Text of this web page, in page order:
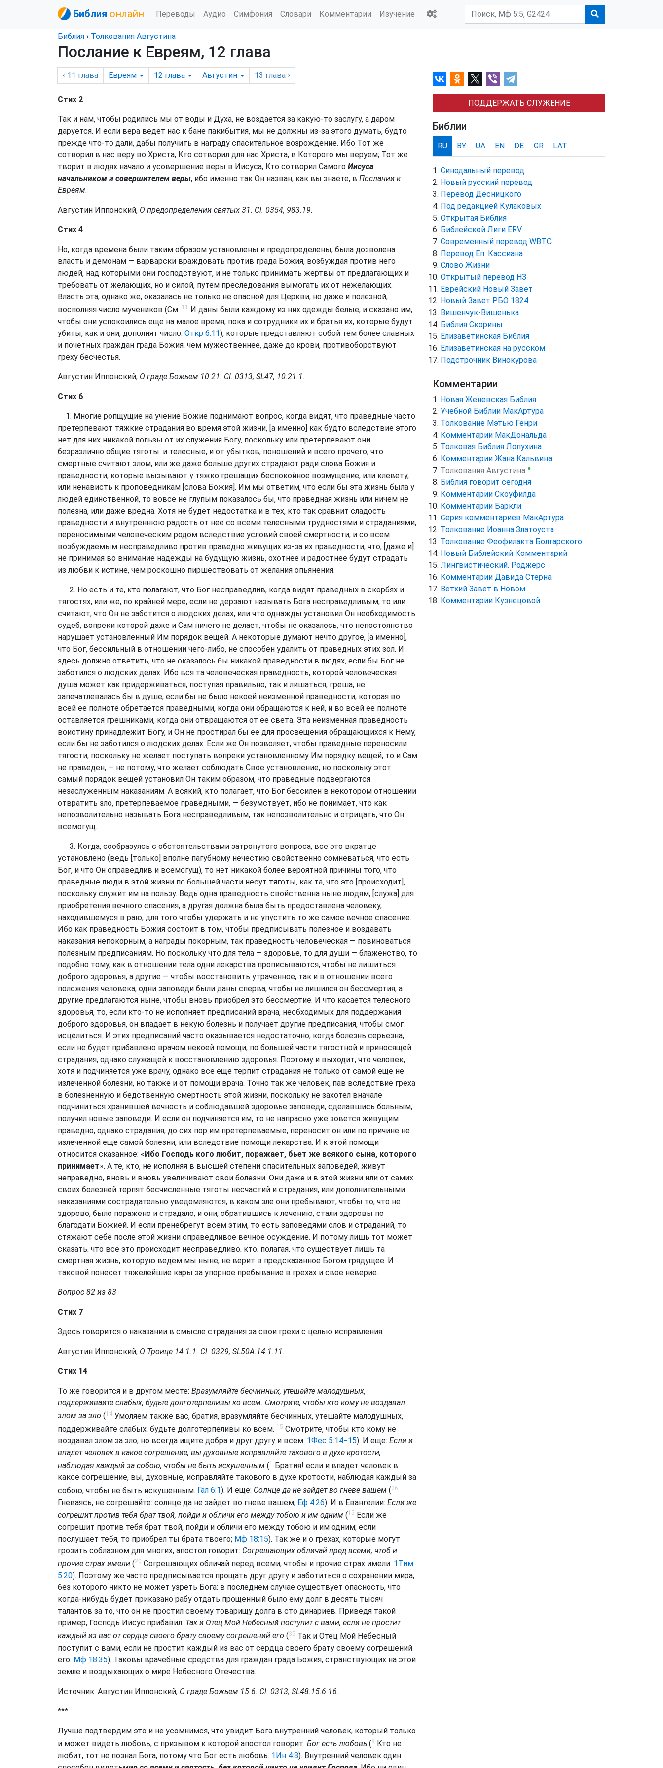
Библия онлайн Переводы Аудио Симфония Словари Комментарии Изучение
Библия › Толкования Августина
Послание к Евреям, 12 глава
‹ 11 глава Евреям 12 глава Августин 13 глава ›
Стих 2
Так и нам, чтобы родились мы от воды и Духа, не воздается за какую-то заслугу, а даром
даруется. И если вера ведет нас к бане пакибытия, мы не должны из-за этого думать, будто
прежде что-то дали, дабы получить в награду спасительное возрождение. Ибо Тот же
сотворил в нас веру во Христа, Кто сотворил для нас Христа, в Которого мы веруем; Тот же
творит в людях начало и усовершение веры в Иисуса, Кто сотворил Самого Иисуса
начальником и совершителем веры, ибо именно так Он назван, как вы знаете, в Послании к
Евреям.
Августин Иппонский, О предопределении святых 31. Cl. 0354, 983.19.
Стих 4
Но, когда времена были таким образом установлены и предопределены, была дозволена
власть и демонам — варварски враждовать против града Божия, возбуждая против него
людей, над которыми они господствуют, и не только принимать жертвы от предлагающих и
требовать от желающих, но и силой, путем преследования вымогать их от нежелающих.
Власть эта, однако же, оказалась не только не опасной для Церкви, но даже и полезной,
восполняя число мучеников (См. 11
И даны были каждому из них одежды белые, и сказано им,
чтобы они успокоились еще на малое время, пока и сотрудники их и братья их, которые будут
убиты, как и они, дополнят число. Откр 6:11), которые представляют собой тем более славных
и почетных граждан града Божия, чем мужественнее, даже до крови, противоборствуют
греху бесчестья.
Августин Иппонский, О граде Божьем 10.21. Cl. 0313, SL47, 10.21.1.
Стих 6
1. Многие ропщущие на учение Божие поднимают вопрос, когда видят, что праведные часто
претерпевают тяжкие страдания во время этой жизни, [а именно] как будто вследствие этого
нет для них никакой пользы от их служения Богу, поскольку или претерпевают они
безразлично общие тяготы: и телесные, и от убытков, поношений и всего прочего, что
смертные считают злом, или же даже больше других страдают ради слова Божия и
праведности, которые вызывают у тяжко грешащих беспокойное возмущение, или клевету,
или ненависть к проповедникам [слова Божия]. Им мы ответим, что если бы эта жизнь была у
людей единственной, то вовсе не глупым показалось бы, что праведная жизнь или ничем не
полезна, или даже вредна. Хотя не будет недостатка и в тех, кто так сравнит сладость
праведности и внутреннюю радость от нее со всеми телесными трудностями и страданиями,
переносимыми человеческим родом вследствие условий своей смертности, и со всем
возбуждаемым несправедливо против праведно живущих из-за их праведности, что, [даже и]
не принимая во внимание надежды на будущую жизнь, охотнее и радостнее будут страдать
из любви к истине, чем роскошно пиршествовать от желания опьянения.
2. Но есть и те, кто полагают, что Бог несправедлив, когда видят праведных в скорбях и
тягостях, или же, по крайней мере, если не дерзают называть Бога несправедливым, то или
считают, что Он не заботится о людских делах, или что однажды установил Он необходимость
судеб, вопреки которой даже и Сам ничего не делает, чтобы не оказалось, что непостоянство
нарушает установленный Им порядок вещей. А некоторые думают нечто другое, [а именно],
что Бог, бессильный в отношении чего-либо, не способен удалить от праведных этих зол. И
здесь должно ответить, что не оказалось бы никакой праведности в людях, если бы Бог не
заботился о людских делах. Ибо вся та человеческая праведность, которой человеческая
душа может как придерживаться, поступая правильно, так и лишаться, греша, не
запечатлевалась бы в душе, если бы не было некоей неизменной праведности, которая во
всей ее полноте обретается праведными, когда они обращаются к ней, и во всей ее полноте
оставляется грешниками, когда они отвращаются от ее света. Эта неизменная праведность
воистину принадлежит Богу, и Он не простирал бы ее для просвещения обращающихся к Нему,
если бы не заботился о людских делах. Если же Он позволяет, чтобы праведные переносили
тягости, поскольку не желает поступать вопреки установленному Им порядку вещей, то и Сам
не праведен, — не потому, что желает соблюдать Свое установление, но поскольку этот
самый порядок вещей установил Он таким образом, что праведные подвергаются
незаслуженным наказаниям. А всякий, кто полагает, что Бог бессилен в некотором отношении
отвратить зло, претерпеваемое праведными, — безумствует, ибо не понимает, что как
непозволительно называть Бога несправедливым, так непозволительно и отрицать, что Он
всемогущ.
3. Когда, сообразуясь с обстоятельствами затронутого вопроса, все это вкратце
установлено (ведь [только] вполне пагубному нечестию свойственно сомневаться, что есть
Бог, и что Он справедлив и всемогущ), то нет никакой более вероятной причины того, что
праведные люди в этой жизни по большей части несут тяготы, как та, что это [происходит],
поскольку служит им на пользу. Ведь одна праведность свойственна ныне людям, [служа] для
приобретения вечного спасения, а другая должна была быть предоставлена человеку,
находившемуся в раю, для того чтобы удержать и не упустить то же самое вечное спасение.
Ибо как праведность Божия состоит в том, чтобы предписывать полезное и воздавать
наказания непокорным, а награды покорным, так праведность человеческая — повиноваться
полезным предписаниям. Но поскольку что для тела — здоровье, то для души — блаженство, то
подобно тому, как в отношении тела одни лекарства прописываются, чтобы не лишиться
доброго здоровья, а другие — чтобы восстановить утраченное, так и в отношении всего
положения человека, одни заповеди были даны сперва, чтобы не лишился он бессмертия, а
другие предлагаются ныне, чтобы вновь приобрел это бессмертие. И что касается телесного
здоровья, то, если кто-то не исполняет предписаний врача, необходимых для поддержания
доброго здоровья, он впадает в некую болезнь и получает другие предписания, чтобы смог
исцелиться. И этих предписаний часто оказывается недостаточно, когда болезнь серьезна,
если не будет прибавлено врачом некоей помощи, по большей части тягостной и приносящей
страдания, однако служащей к восстановлению здоровья. Поэтому и выходит, что человек,
хотя и подчиняется уже врачу, однако все еще терпит страдания не только от самой еще не
излеченной болезни, но также и от помощи врача. Точно так же человек, пав вследствие греха
в болезненную и бедственную смертность этой жизни, поскольку не захотел вначале
подчиниться хранившей вечность и соблюдавшей здоровье заповеди, сделавшись больным,
получил новые заповеди. И если он подчиняется им, то не напрасно уже зовется живущим
праведно, однако страдания, до сих пор им претерпеваемые, переносит он или по причине не
излеченной еще самой болезни, или вследствие помощи лекарства. И к этой помощи
относится сказанное: « Ибо Господь кого любит, поражает, бьет же всякого сына, которого
принимает». А те, кто, не исполняя в высшей степени спасительных заповедей, живут
неправедно, вновь и вновь увеличивают свои болезни. Они даже и в этой жизни или от самих
своих болезней терпят бесчисленные тяготы несчастий и страдания, или дополнительными
наказаниями сострадательно уведомляются, в каком зле они пребывают, чтобы то, что не
здорово, было поражено и страдало, и они, обратившись к лечению, стали здоровы по
благодати Божией. И если пренебрегут всем этим, то есть заповедями слов и страданий, то
стяжают себе после этой жизни справедливое вечное осуждение. И потому лишь тот может
сказать, что все это происходит несправедливо, кто, полагая, что существует лишь та
смертная жизнь, которую ведем мы ныне, не верит в предсказанное Богом грядущее. И
таковой понесет тяжелейшие кары за упорное пребывание в грехах и свое неверие.
Вопрос 82 из 83
Стих 7
Здесь говорится о наказании в смысле страдания за свои грехи с целью исправления.
Августин Иппонский, О Троице 14.1.1. Cl. 0329, SL50A.14.1.11.
Стих 14
То же говорится и в другом месте: Вразумляйте бесчинных, утешайте малодушных,
поддерживайте слабых, будьте долготерпеливы ко всем. Смотрите, чтобы кто кому не воздавал
злом за зло (14 Умоляем также вас, братия, вразумляйте бесчинных, утешайте малодушных,
поддерживайте слабых, будьте долготерпеливы ко всем. 15 Смотрите, чтобы кто кому не
воздавал злом за зло; но всегда ищите добра и друг другу и всем. 1Фес 5:14−15). И еще: Если и
впадет человек в какое согрешение, вы духовные исправляйте такового в духе кротости,
наблюдая каждый за собою, чтобы не быть искушенным (1
Братия! если и впадет человек в
какое согрешение, вы, духовные, исправляйте такового в духе кротости, наблюдая каждый за
собою, чтобы не быть искушенным. Гал 6:1). И еще: Солнце да не зайдет во гневе вашем (26
Гневаясь, не согрешайте: солнце да не зайдет во гневе вашем; Еф 4:26). И в Евангелии: Если же
согрешит против тебя брат твой, пойди и обличи его между тобою и им одним (15 Если же
согрешит против тебя брат твой, пойди и обличи его между тобою и им одним; если
послушает тебя, то приобрел ты брата твоего; Мф 18:15). Так же и о грехах, которые могут
грозить соблазном для многих, апостол говорит: Согрешающих обличай пред всеми, чтоб и
прочие страх имели (20 Согрешающих обличай перед всеми, чтобы и прочие страх имели. 1Тим
5:20). Поэтому же часто предписывается прощать друг другу и заботиться о сохранении мира,
без которого никто не может узреть Бога: в последнем случае существует опасность, что
когда-нибудь будет приказано рабу отдать прощенный было ему долг в десять тысяч
талантов за то, что он не простил своему товарищу долга в сто динариев. Приведя такой
пример, Господь Иисус прибавил: Так и Отец Мой Небесный поступит с вами, если не простит
каждый из вас от сердца своего брату своему согрешений его (35 Так и Отец Мой Небесный
поступит с вами, если не простит каждый из вас от сердца своего брату своему согрешений
его. Мф 18:35). Таковы врачебные средства для граждан града Божия, странствующих на этой
земле и воздыхающих о мире Небесного Отечества.
Источник: Августин Иппонский, О граде Божьем 15.6. Cl. 0313, SL48.15.6.16.
***
Лучше подтвердим это и не усомнимся, что увидит Бога внутренний человек, который только
и может видеть любовь, с призывом к которой апостол говорит: Бог есть любовь (8 Кто не
любит, тот не познал Бога, потому что Бог есть любовь. 1Ин 4:8). Внутренний человек один
ПОДДЕРЖАТЬ СЛУЖЕНИЕ
Библии
RU BY UA EN DE GR LAT
Синодальный перевод
Новый русский перевод
Перевод Десницкого
Под редакцией Кулаковых
Открытая Библия
Библейской Лиги ERV
Cовременный перевод WBTC
Перевод Еп. Кассиана
Слово Жизни
Открытый перевод НЗ
Еврейский Новый Завет
Новый Завет РБО 1824
Вишенчук-Вишенька
Библия Скорины
Елизаветинская Библия
Елизаветинская на русском
Подстрочник Винокурова
Комментарии
Новая Женевская Библия
Учебной Библии МакАртура
Толкование Мэтью Генри
Комментарии МакДональда
Толковая Библия Лопухина
Комментарии Жана Кальвина
Толкования Августина ●
Библия говорит сегодня
Комментарии Скоуфилда
Комментарии Баркли
Серия комментариев МакАртура
Толкование Иоанна Златоуста
Толкование Феофилакта Болгарского
Новый Библейский Комментарий
Лингвистический. Роджерс
Комментарии Давида Стерна
Ветхий Завет в Новом
Комментарии Кузнецовой